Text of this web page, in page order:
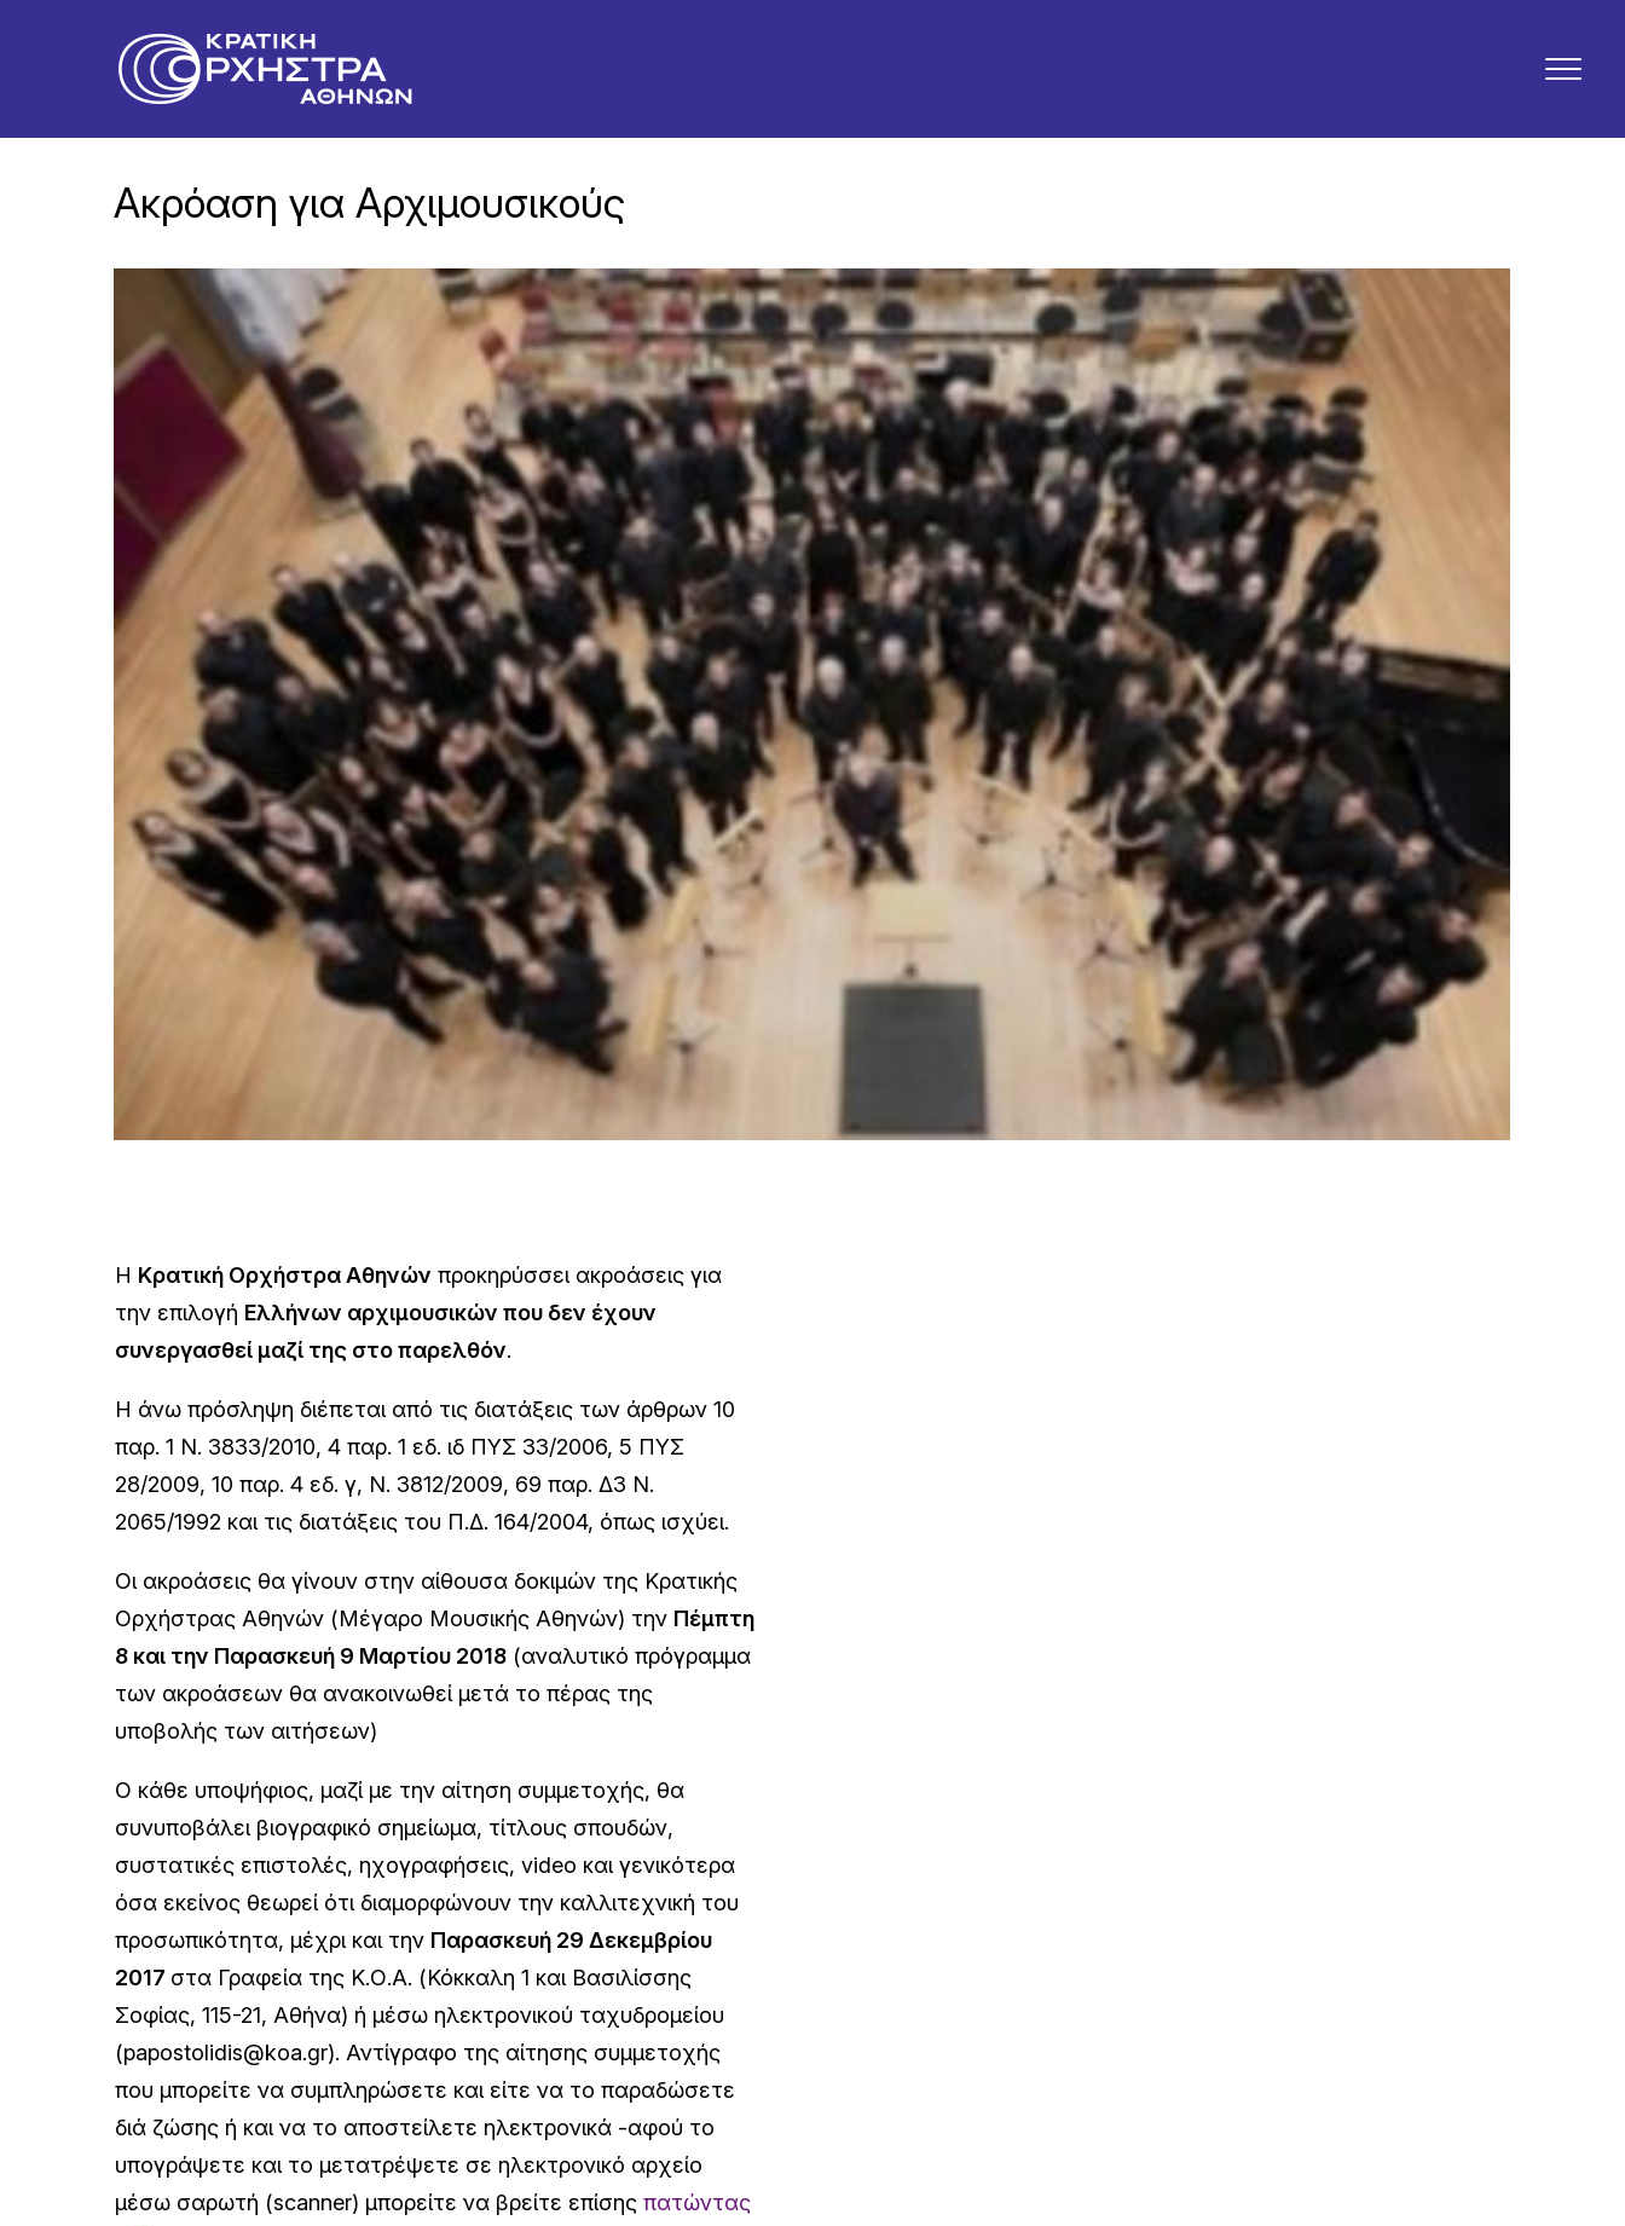
Ακρόαση για Αρχιμουσικούς
H Κρατική Ορχήστρα Αθηνών προκηρύσσει ακροάσεις για
την επιλογή Ελλήνων αρχιμουσικών που δεν έχουν
συνεργασθεί μαζί της στο παρελθόν.
Η άνω πρόσληψη διέπεται από τις διατάξεις των άρθρων 10
παρ. 1 Ν. 3833/2010, 4 παρ. 1 εδ. ιδ ΠΥΣ 33/2006, 5 ΠΥΣ
28/2009, 10 παρ. 4 εδ. γ, Ν. 3812/2009, 69 παρ. Δ3 Ν.
2065/1992 και τις διατάξεις του Π.Δ. 164/2004, όπως ισχύει.
Οι ακροάσεις θα γίνουν στην αίθουσα δοκιμών της Κρατικής
Ορχήστρας Αθηνών (Μέγαρο Μουσικής Αθηνών) την Πέμπτη
8 και την Παρασκευή 9 Μαρτίου 2018(αναλυτικό πρόγραμμα
των ακροάσεων θα ανακοινωθεί μετά το πέρας της
υποβολής των αιτήσεων)
Ο κάθε υποψήφιος, μαζί με την αίτηση συμμετοχής, θα
συνυποβάλει βιογραφικό σημείωμα, τίτλους σπουδών,
συστατικές επιστολές, ηχογραφήσεις, video και γενικότερα
όσα εκείνος θεωρεί ότι διαμορφώνουν την καλλιτεχνική του
προσωπικότητα, μέχρι και την Παρασκευή 29 Δεκεμβρίου
2017 στα Γραφεία της Κ.Ο.Α. (Κόκκαλη 1 και Bασιλίσσης
Σοφίας, 115-21, Αθήνα) ή μέσω ηλεκτρονικού ταχυδρομείου
(papostolidis@koa.gr). Αντίγραφο της αίτησης συμμετοχής
που μπορείτε να συμπληρώσετε και είτε να το παραδώσετε
διά ζώσης ή και να το αποστείλετε ηλεκτρονικά -αφού το
υπογράψετε και το μετατρέψετε σε ηλεκτρονικό αρχείο
μέσω σαρωτή (scanner) μπορείτε να βρείτε επίσης πατώντας